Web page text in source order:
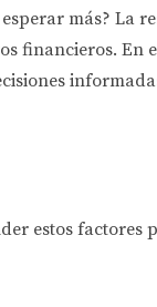
más? La
financieros. En
estos factores